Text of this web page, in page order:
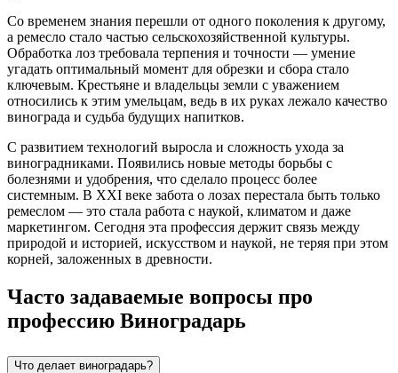
Со временем знания перешли от одного поколения к другому,
а ремесло стало частью сельскохозяйственной культуры.
Обработка лоз требовала терпения и точности — умение
угадать оптимальный момент для обрезки и сбора стало
ключевым. Крестьяне и владельцы земли с уважением
относились к этим умельцам, ведь в их руках лежало качество
винограда и судьба будущих напитков.
С развитием технологий выросла и сложность ухода за
виноградниками. Появились новые методы борьбы с
болезнями и удобрения, что сделало процесс более
системным. В XXI веке забота о лозах перестала быть только
ремеслом — это стала работа с наукой, климатом и даже
маркетингом. Сегодня эта профессия держит связь между
природой и историей, искусством и наукой, не теряя при этом
корней, заложенных в древности.
Часто задаваемые вопросы про
профессию Виноградарь
Что делает виноградарь?